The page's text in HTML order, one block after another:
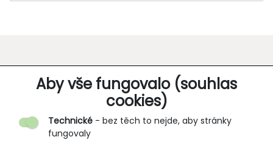
Aby vše fungovalo (souhlas
cookies)
Technické - bez těch to nejde, aby stránky
fungovaly
O SPOLEČNOSTI
O nás
Partnerské prodejny